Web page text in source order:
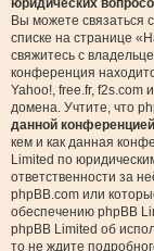
юридических
Вы можете связаться
списке на странице
свяжитесь с
конференция
Yahoo!, free.fr, f2s.com
домена. Учтите, что
данной конференцией
кем и как данная
Limited по
ответственности за
phpBB.com или
обеспечению phpBB
phpBB Limited об
то не ждите